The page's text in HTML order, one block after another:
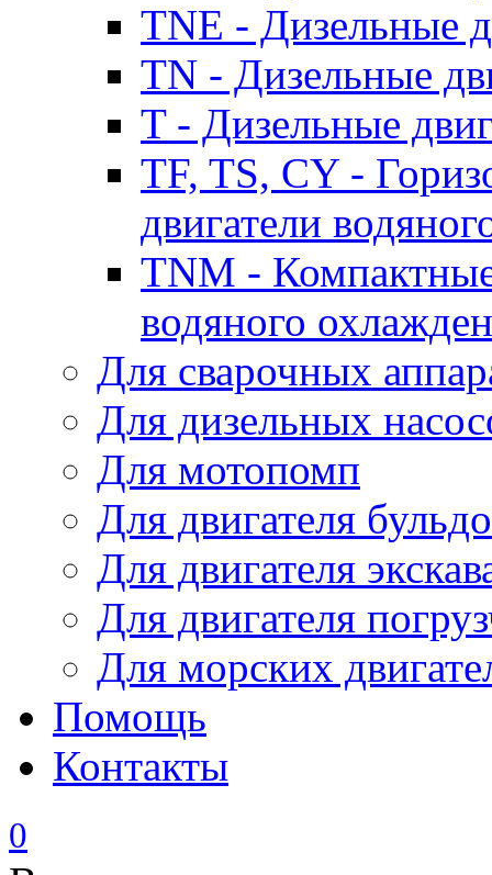
TNE - Дизельные
TN - Дизельные
T - Дизельные
TF, TS, CY -
двигатели
TNM -
водяного
Для сварочных
Для дизельных
Для мотопомп
Для двигателя
Для двигателя
Для двигателя
Для морских
Помощь
Контакты
0